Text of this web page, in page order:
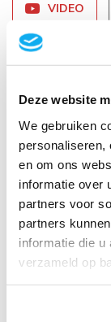
Deze website
We gebruiken
personaliseren,
en om ons
informatie over
partners voor
partners
informatie die u
verzameld op
VIDEO
Reviews
Gerelateerde
en